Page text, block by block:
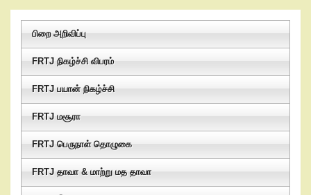
பிறை அறிவிப்பு
FRTJ நிகழ்ச்சி விபரம்
FRTJ பயான் நிகழ்ச்சி
FRTJ மசூரா
FRTJ பெருநாள் தொழுகை
FRTJ தாவா & மாற்று மத தாவா